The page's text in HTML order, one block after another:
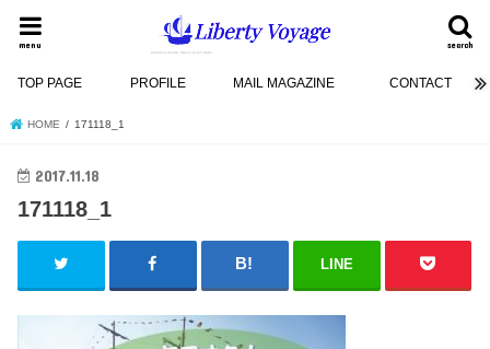
search
menu
TOP PAGE PROFILE MAIL MAGAZINE CONTACT
HOME 171118_1
2017.11.18
171118_1
LINE